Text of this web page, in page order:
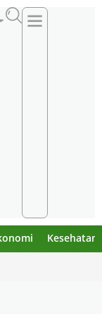
Kesehatan